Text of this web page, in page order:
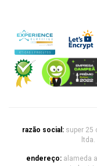
razão social: super 25
endereço: alameda